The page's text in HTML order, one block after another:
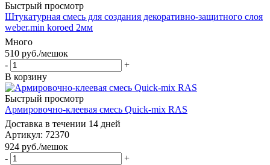
Быстрый просмотр
Штукатурная смесь для создания декоративно-защитного слоя
weber.min koroed 2мм
Много
510 руб./мешок
-
+
В корзину
Быстрый просмотр
Армировочно-клеевая смесь Quick-mix RAS
Доставка в течении 14 дней
Артикул: 72370
924 руб./мешок
-
+